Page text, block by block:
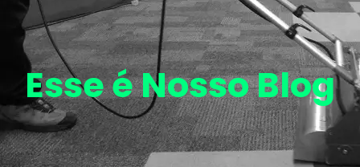
Esse é NossoBlog